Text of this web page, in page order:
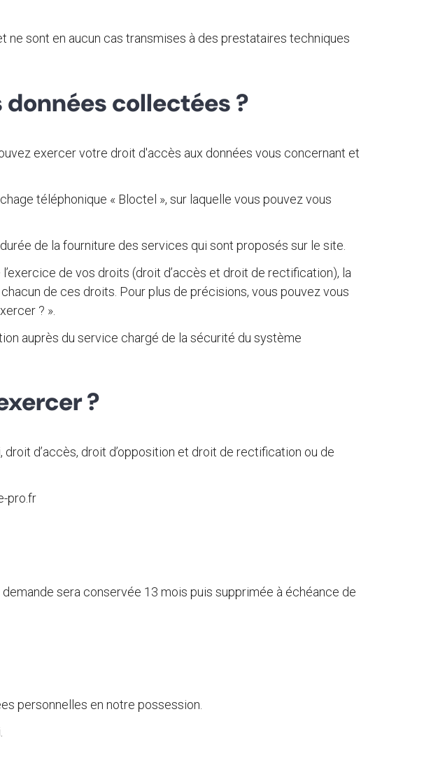
sont en aucun cas transmises à des prestataires techniques
collectées ?
exercer votre droit d'accès aux données vous concernant et
téléphonique « Bloctel », sur laquelle vous pouvez vous
de la fourniture des services qui sont proposés sur le site.
de vos droits (droit d’accès et droit de rectification), la
de ces droits. Pour plus de précisions, vous pouvez vous
? ».
auprès du service chargé de la sécurité du système
?
d’accès, droit d’opposition et droit de rectification ou de
pro.fr
sera conservée 13 mois puis supprimée à échéance de
personnelles en notre possession.